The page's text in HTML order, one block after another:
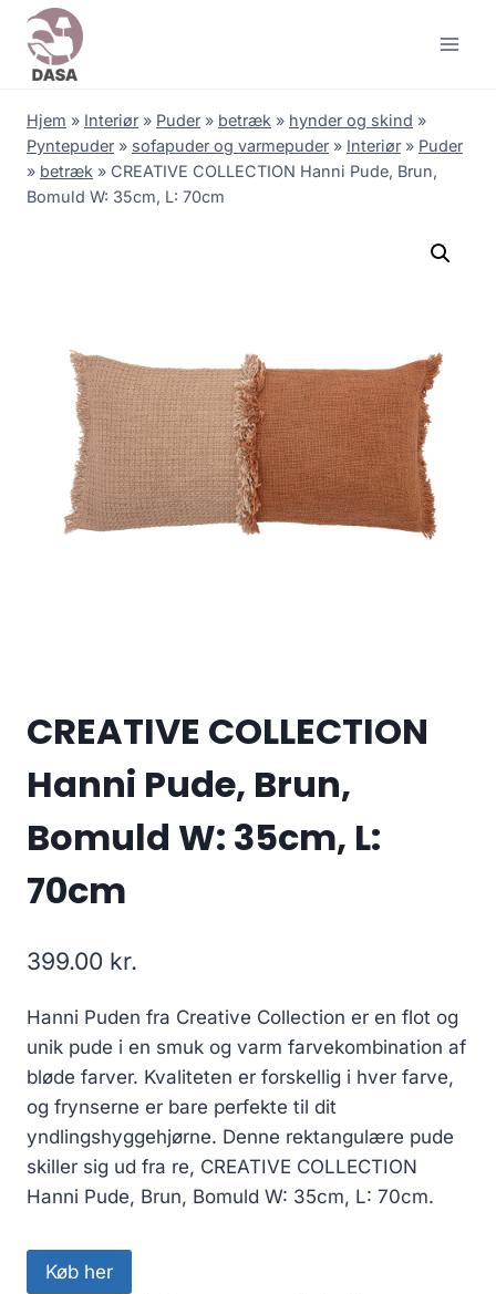
Skip
content
Hjem » Interiør » Puder » betræk » hynder og skind »
Pyntepuder » sofapuder og varmepuder » Interiør » Puder
» betræk » CREATIVE COLLECTION Hanni Pude, Brun,
Bomuld W: 35cm, L: 70cm
CREATIVE COLLECTION
Hanni Pude, Brun,
Bomuld W: 35cm, L:
70cm
399.00 kr.
Hanni Puden fra Creative Collection er en flot og
unik pude i en smuk og varm farvekombination af
bløde farver. Kvaliteten er forskellig i hver farve,
og frynserne er bare perfekte til dit
yndlingshyggehjørne. Denne rektangulære pude
skiller sig ud fra re, CREATIVE COLLECTION
Hanni Pude, Brun, Bomuld W: 35cm, L: 70cm.
Køb her